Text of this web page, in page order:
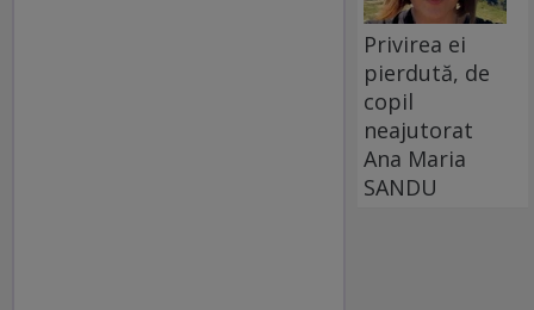
Privirea ei
pierdută, de
copil
neajutorat
Ana Maria
SANDU